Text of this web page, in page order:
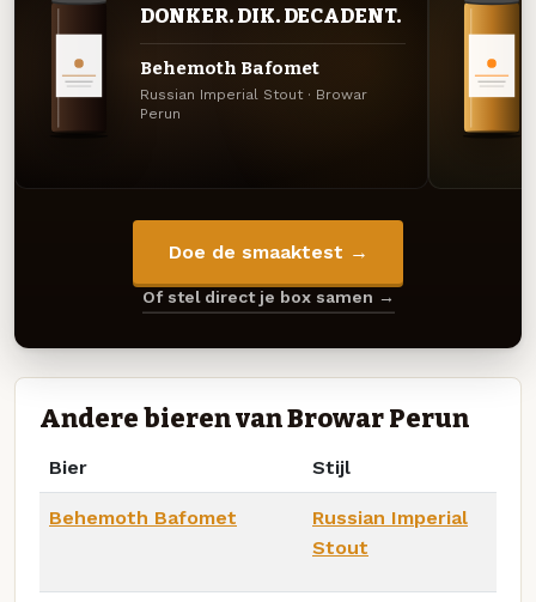
DONKER. DIK. DECADENT.
Behemoth Bafomet
Russian Imperial Stout · Browar
Perun
Doe de smaaktest →
Of stel direct je box samen →
Andere bieren van Browar Perun
Bier Stijl
Behemoth Bafomet
Russian Imperial
Stout